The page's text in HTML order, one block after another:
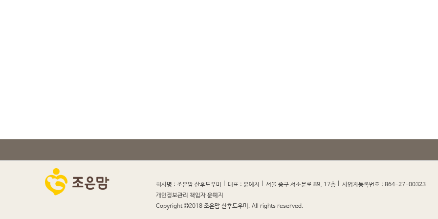
회사명 : 조은맘 산후도우미 대표 : 윤예지 서울 중구 서소문로 89, 17층 사업자등록번호 : 864-27-00323
개인정보관리 책임자 윤예지
Copyright
2018 조은맘 산후도우미. All rights reserved.